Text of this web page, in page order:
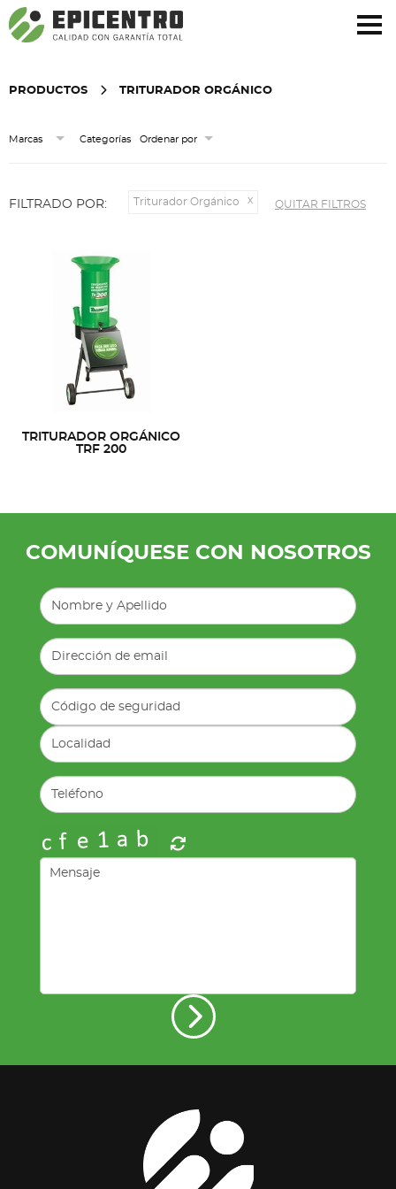
¿Olvidó su contraseña?Regístrese aquí
PRODUCTOS TRITURADOR ORGÁNICO
Marcas Categorías Ordenar por
FILTRADO POR: Triturador Orgánico QUITAR FILTROS
TRITURADOR ORGÁNICO
TRF 200
COMUNÍQUESE CON NOSOTROS